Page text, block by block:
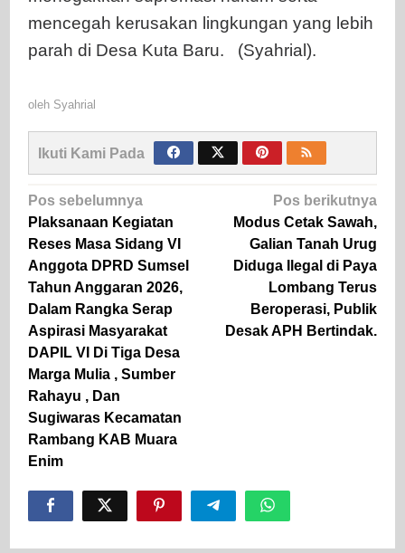
mencegah kerusakan lingkungan yang lebih
parah di Desa Kuta Baru. (Syahrial).
oleh Syahrial
Ikuti Kami Pada
Navigasi
pos
Pos sebelumnya
Plaksanaan Kegiatan
Reses Masa Sidang VI
Anggota DPRD Sumsel
Tahun Anggaran 2026,
Dalam Rangka Serap
Aspirasi Masyarakat
DAPIL VI Di Tiga Desa
Marga Mulia , Sumber
Rahayu , Dan
Sugiwaras Kecamatan
Rambang KAB Muara
Enim
Pos berikutnya
Modus Cetak Sawah,
Galian Tanah Urug
Diduga Ilegal di Paya
Lombang Terus
Beroperasi, Publik
Desak APH Bertindak.